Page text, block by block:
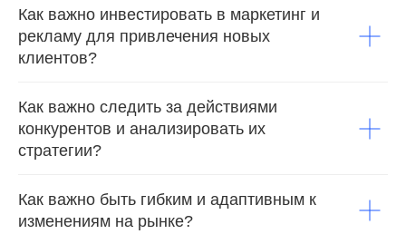
Как важно инвестировать в маркетинг и
рекламу для привлечения новых
клиентов?
Как важно следить за действиями
конкурентов и анализировать их
стратегии?
Как важно быть гибким и адаптивным к
изменениям на рынке?